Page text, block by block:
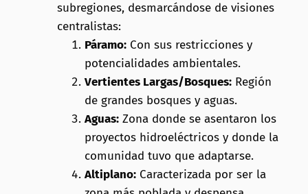
subregiones, desmarcándose de visiones
centralistas:
Páramo:Con sus restricciones y
potencialidades ambientales.
Vertientes Largas/Bosques:Región
de grandes bosques y aguas.
Aguas:Zona donde se asentaron los
proyectos hidroeléctricos y donde la
comunidad tuvo que adaptarse.
Altiplano:Caracterizada por ser la